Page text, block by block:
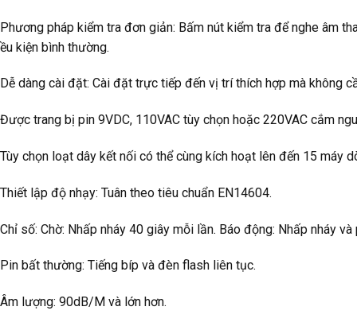
pháp kiểm tra đơn giản: Bấm nút kiểm tra để nghe âm
kiện bình thường.
dàng cài đặt: Cài đặt trực tiếp đến vị trí thích hợp mà không
trang bị pin 9VDC, 110VAC tùy chọn hoặc 220VAC cắm
chọn loạt dây kết nối có thể cùng kích hoạt lên đến 15 máy
lập độ nhạy: Tuân theo tiêu chuẩn EN14604.
số: Chờ: Nhấp nháy 40 giây mỗi lần. Báo động: Nhấp nháy
bất thường: Tiếng bíp và đèn flash liên tục.
lượng: 90dB/M và lớn hơn.